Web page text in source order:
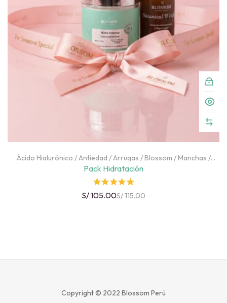
Ácido Hialurónico /Antiedad /Arrugas /Blossom /Manchas /
Piel Deshidratada / Piel Grasa
Pack Hidratación
Rated
S/115.00
S/105.00
Copyright © 2022 Blossom Perú